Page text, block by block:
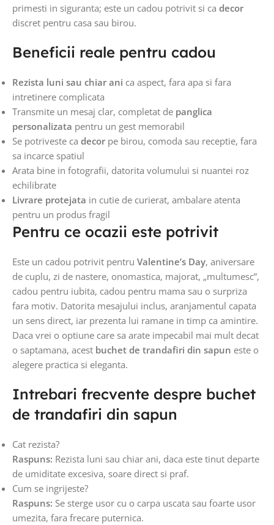
primesti in siguranta; este un cadou potrivit si ca decor
discret pentru casa sau birou.
Beneficii reale pentru cadou
Rezista luni sau chiar ani ca aspect, fara apa si fara
intretinere complicata
Transmite un mesaj clar, completat de panglica
personalizata pentru un gest memorabil
Se potriveste ca decor pe birou, comoda sau receptie, fara
sa incarce spatiul
Arata bine in fotografii, datorita volumului si nuantei roz
echilibrate
Livrare protejata in cutie de curierat, ambalare atenta
pentru un produs fragil
Pentru ce ocazii este potrivit
Este un cadou potrivit pentru Valentine’s Day, aniversare
de cuplu, zi de nastere, onomastica, majorat, „multumesc”,
cadou pentru iubita, cadou pentru mama sau o surpriza
fara motiv. Datorita mesajului inclus, aranjamentul capata
un sens direct, iar prezenta lui ramane in timp ca amintire.
Daca vrei o optiune care sa arate impecabil mai mult decat
o saptamana, acest buchet de trandafiri din sapun este o
alegere practica si eleganta.
Intrebari frecvente despre buchet
de trandafiri din sapun
Cat rezista?
Raspuns: Rezista luni sau chiar ani, daca este tinut departe
de umiditate excesiva, soare direct si praf.
Cum se ingrijeste?
Raspuns: Se sterge usor cu o carpa uscata sau foarte usor
umezita, fara frecare puternica.